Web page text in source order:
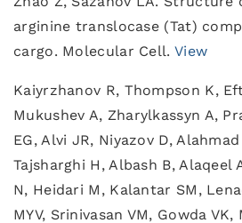
arginine translocase (Tat)
cargo. Molecular Cell. View
Kaiyrzhanov R, Thompson K,
Mukushev A, Zharylkassyn A,
EG, Alvi JR, Niyazov D,
Tajsharghi H, Albash B, Alaqeel
N, Heidari M, Kalantar SM,
MYV, Srinivasan VM, Gowda